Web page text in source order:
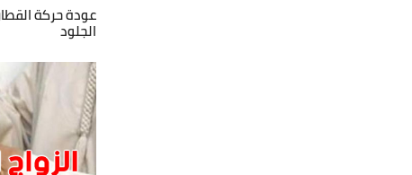
عودة حركة
الجلود